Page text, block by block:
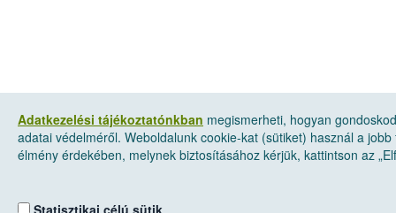
Adatkezelési tájékoztatónkban megismerheti, hogyan
adatai védelméről. Weboldalunk cookie-kat (sütiket) használ a jobb
élmény érdekében, melynek biztosításához kérjük, kattintson az
Statisztikai célú sütik